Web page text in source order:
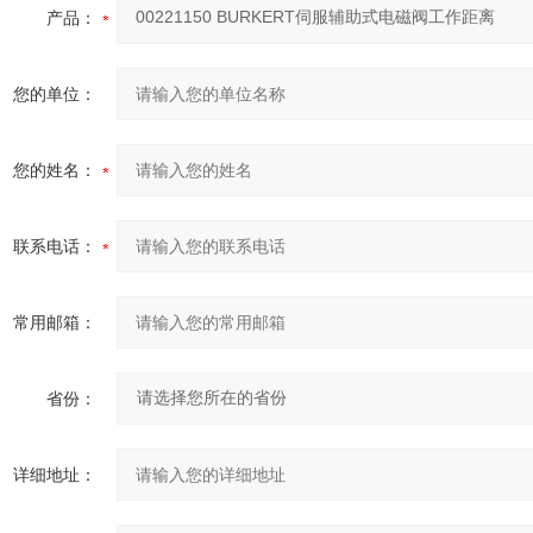
产品：
您的单位：
您的姓名：
联系电话：
常用邮箱：
省份：
详细地址：